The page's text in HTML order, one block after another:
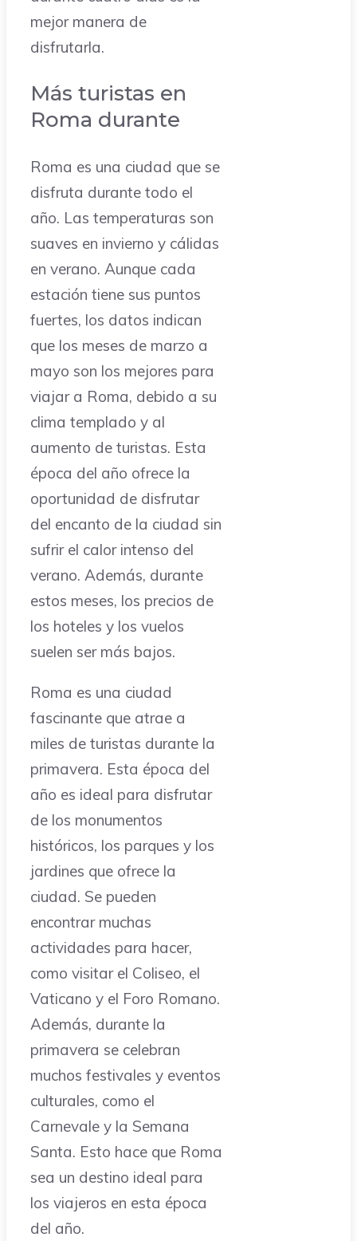
mejor manera de
disfrutarla.
Más turistas en
Roma durante
Roma es una ciudad que se
disfruta durante todo el
año. Las temperaturas son
suaves en invierno y cálidas
en verano. Aunque cada
estación tiene sus puntos
fuertes, los datos indican
que los meses de marzo a
mayo son los mejores para
viajar a Roma, debido a su
clima templado y al
aumento de turistas. Esta
época del año ofrece la
oportunidad de disfrutar
del encanto de la ciudad sin
sufrir el calor intenso del
verano. Además, durante
estos meses, los precios de
los hoteles y los vuelos
suelen ser más bajos.
Roma es una ciudad
fascinante que atrae a
miles de turistas durante la
primavera. Esta época del
año es ideal para disfrutar
de los monumentos
históricos, los parques y los
jardines que ofrece la
ciudad. Se pueden
encontrar muchas
actividades para hacer,
como visitar el Coliseo, el
Vaticano y el Foro Romano.
Además, durante la
primavera se celebran
muchos festivales y eventos
culturales, como el
Carnevale y la Semana
Santa. Esto hace que Roma
sea un destino ideal para
los viajeros en esta época
del año.